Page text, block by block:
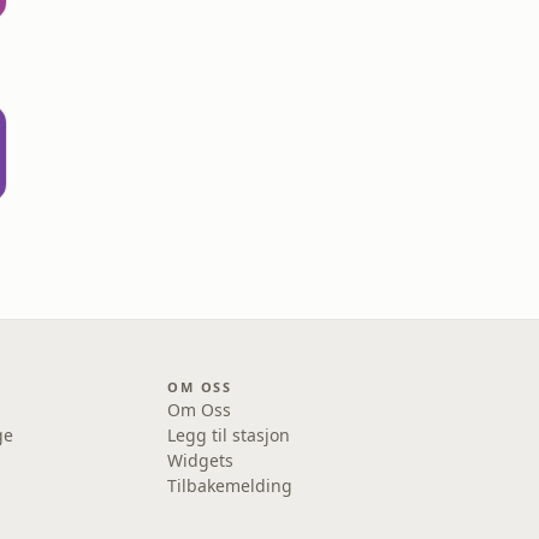
OM OSS
Om Oss
Legg til stasjon
Widgets
Tilbakemelding